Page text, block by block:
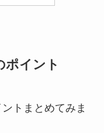
ポイント
トまとめてみま